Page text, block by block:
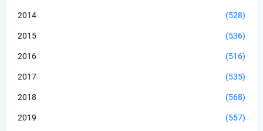
2014 (528)
2015 (536)
2016 (516)
2017 (535)
2018 (568)
2019 (557)